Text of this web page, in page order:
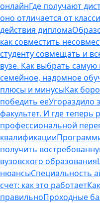
онлайнГде получают
оно отличается от
действия диплома
как совместить
студенту совмещать и
вузе. Как выбрать
семейное, надомное
плюсы и минусыКак
победить ееУгораздило
факультет. И где теперь
профессиональной
квалификации
получить
вузовского образования
нюансыСпециальность
счет: как это работает
правильноПроходные